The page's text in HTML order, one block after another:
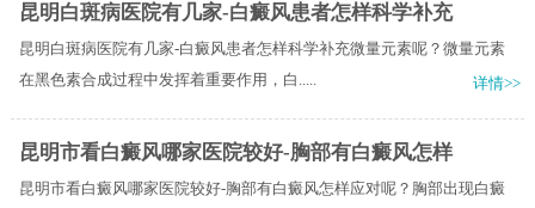
昆明白斑病医院有几家-白癜风患者怎样科学补充
昆明白斑病医院有几家-白癜风患者怎样科学补充微量元素呢？微量元素
在黑色素合成过程中发挥着重要作用，白.....
详情>>
昆明市看白癜风哪家医院较好-胸部有白癜风怎样
昆明市看白癜风哪家医院较好-胸部有白癜风怎样应对呢？胸部出现白癜